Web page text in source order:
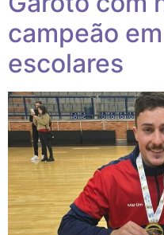
campeão
escolares